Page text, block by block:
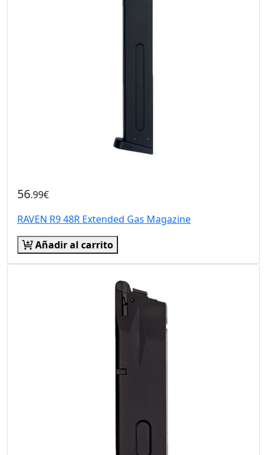
56.99€
RAVEN R9 48R Extended Gas Magazine
Añadir al carrito